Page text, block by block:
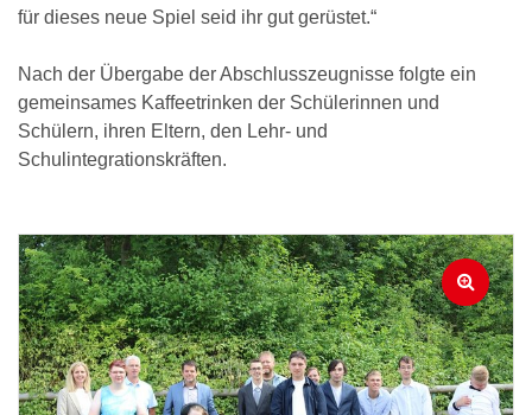
für dieses neue Spiel seid ihr gut gerüstet.“
Nach der Übergabe der Abschlusszeugnisse folgte ein
gemeinsames Kaffeetrinken der Schülerinnen und
Schülern, ihren Eltern, den Lehr- und
Schulintegrationskräften.